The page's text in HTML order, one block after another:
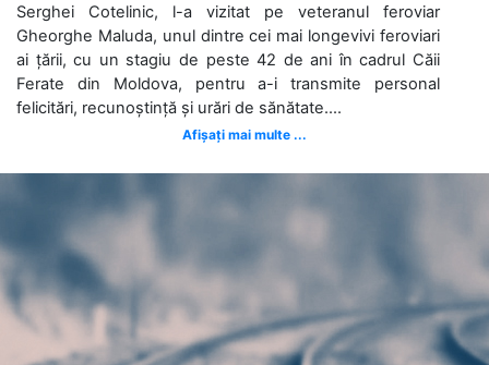
Serghei Cotelinic, l-a vizitat pe veteranul feroviar
Gheorghe Maluda, unul dintre cei mai longevivi feroviari
ai țării, cu un stagiu de peste 42 de ani în cadrul Căii
Ferate din Moldova, pentru a-i transmite personal
felicitări, recunoștință și urări de sănătate....
Afișați mai multe ...